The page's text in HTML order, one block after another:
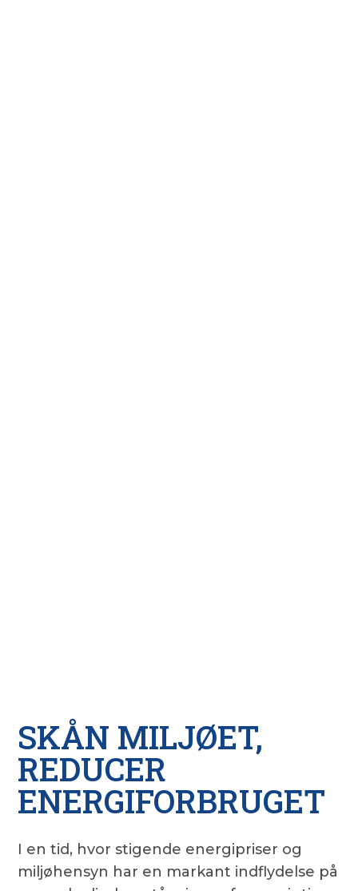
SKÅN MILJØET,
REDUCER
ENERGIFORBRUGET
I en tid, hvor stigende energipriser og
miljøhensyn har en markant indflydelse på